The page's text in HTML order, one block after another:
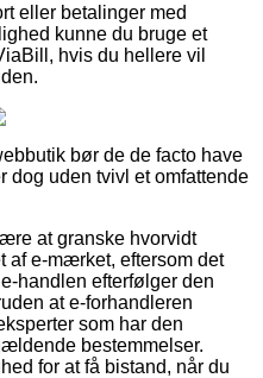
eller betalinger med
kunne du bruge et
hvis du hellere vil
bør de de facto have
dog uden tvivl et omfattende
at granske hvorvidt
af e-mærket, eftersom det
handlen efterfølger den
at e-forhandleren
som har den
bestemmelser.
for at få bistand, når du